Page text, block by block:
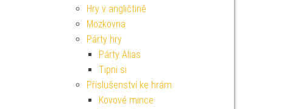
Hry v angličtině
Mozkovna
Párty hry
Párty Alias
Tipni si
Příslušenství ke hrám
Kovové mince